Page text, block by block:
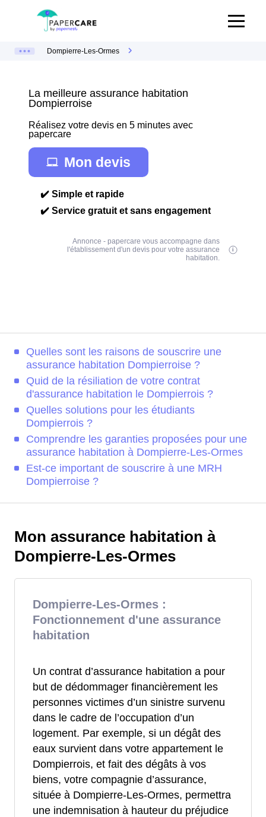
Dompierre-Les-Ormes
La meilleure assurance habitation
Dompierroise
Réalisez votre devis en 5 minutes avec
papercare
Mon devis
✔️ Simple et rapide
✔️ Service gratuit et sans engagement
Annonce - papercare vous accompagne dans
l'établissement d'un devis pour votre assurance
habitation.
Quelles sont les raisons de souscrire une
assurance habitation Dompierroise ?
Quid de la résiliation de votre contrat
d'assurance habitation le Dompierrois ?
Quelles solutions pour les étudiants
Dompierrois ?
Comprendre les garanties proposées pour une
assurance habitation à Dompierre-Les-Ormes
Est-ce important de souscrire à une MRH
Dompierroise ?
Mon assurance habitation à
Dompierre-Les-Ormes
Dompierre-Les-Ormes :
Fonctionnement d'une assurance
habitation
Un contrat d’assurance habitation a pour
but de dédommager financièrement les
personnes victimes d’un sinistre survenu
dans le cadre de l’occupation d’un
logement. Par exemple, si un dégât des
eaux survient dans votre appartement le
Dompierrois, et fait des dégâts à vos
biens, votre compagnie d’assurance,
située à Dompierre-Les-Ormes, permettra
une indemnisation à hauteur du préjudice